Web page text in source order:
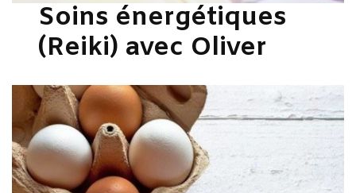
Soins énergétiques
(Reiki) avec Oliver